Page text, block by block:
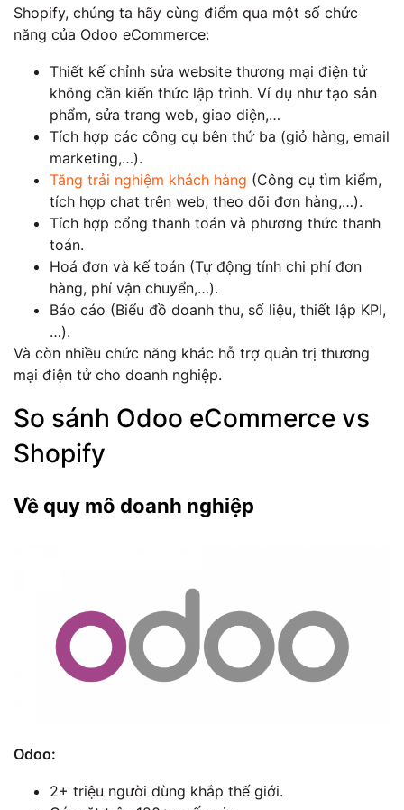
Shopify, chúng ta hãy cùng điểm qua một số chức
năng của Odoo eCommerce:
Thiết kế chỉnh sửa website thương mại điện tử
không cần kiến thức lập trình. Ví dụ như tạo sản
phẩm, sửa trang web, giao diện,…
Tích hợp các công cụ bên thứ ba (giỏ hàng, email
marketing,…).
Tăng trải nghiệm khách hàng (Công cụ tìm kiểm,
tích hợp chat trên web, theo dõi đơn hàng,…).
Tích hợp cổng thanh toán và phương thức thanh
toán.
Hoá đơn và kế toán (Tự động tính chi phí đơn
hàng, phí vận chuyển,…).
Báo cáo (Biểu đồ doanh thu, số liệu, thiết lập KPI,
…).
Và còn nhiều chức năng khác hỗ trợ quản trị thương
mại điện tử cho doanh nghiệp.
So sánh Odoo eCommerce vs
Shopify
Về quy mô doanh nghiệp
Odoo:
2+ triệu người dùng khắp thế giới.